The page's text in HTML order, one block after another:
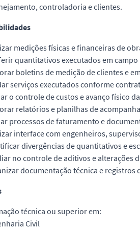
controladoria e clientes.
medições físicas e financeiras de
quantitativos executados em campo
boletins de medição de clientes e
serviços executados conforme
o controle de custos e avanço físico
relatórios e planilhas de
processos de faturamento e
interface com engenheiros,
divergências de quantitativos e
no controle de aditivos e alterações
documentação técnica e registros
técnica ou superior em:
Civil